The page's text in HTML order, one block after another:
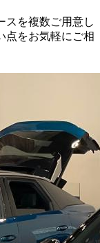
スを複数ご用意し
点をお気軽にご相